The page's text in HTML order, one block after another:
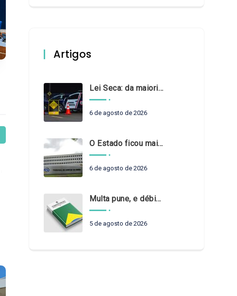
Artigos
Lei Seca: da maioridade à maturidade
6 de agosto de 2026
O Estado ficou mais complexo. O controle precisa acompanhar
6 de agosto de 2026
Multa pune, e débito recompõe. § 3º do art. 71 da Constituição: um problema de legística formal
5 de agosto de 2026